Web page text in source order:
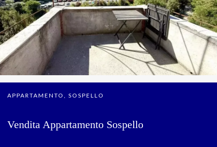
APPARTAMENTO, SOSPELLO
Vendita Appartamento Sospello